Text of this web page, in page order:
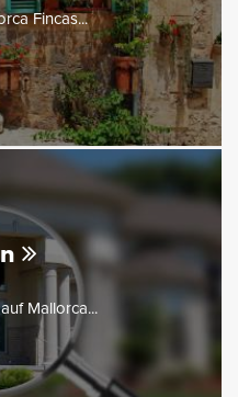
Fincas...
Mallorca...